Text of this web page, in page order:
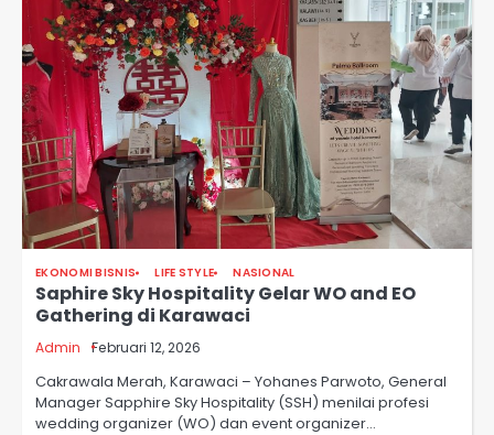
EKONOMI BISNIS LIFE STYLE NASIONAL
Saphire Sky Hospitality Gelar WO and EO
Gathering di Karawaci
Admin Februari 12, 2026
Cakrawala Merah, Karawaci – Yohanes Parwoto, General
Manager Sapphire Sky Hospitality (SSH) menilai profesi
wedding organizer (WO) dan event organizer…